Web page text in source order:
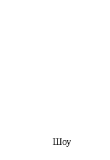
Шоу